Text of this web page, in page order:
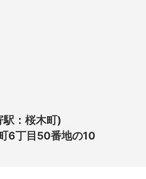
駅：桜木町)
6丁目50番地の10